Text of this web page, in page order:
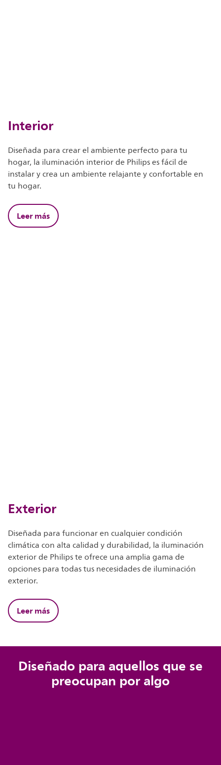
Interior
Diseñada para crear el ambiente perfecto para tu
hogar, la iluminación interior de Philips es fácil de
instalar y crea un ambiente relajante y confortable en
tu hogar.
Leer más
Exterior
Diseñada para funcionar en cualquier condición
climática con alta calidad y durabilidad, la iluminación
exterior de Philips te ofrece una amplia gama de
opciones para todas tus necesidades de iluminación
exterior.
Leer más
Diseñado para aquellos que se
preocupan por algo